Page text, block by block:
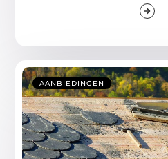
AANBIEDINGEN